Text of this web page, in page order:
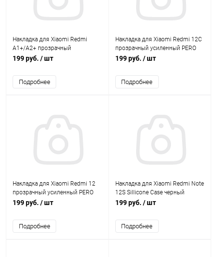
Накладка для Xiaomi Redmi
A1+/A2+ прозрачный
усиленный PERO
199 руб. / шт
Подробнее
Накладка для Xiaomi Redmi 12C
прозрачный усиленный PERO
199 руб. / шт
Подробнее
Накладка для Xiaomi Redmi 12
прозрачный усиленный PERO
199 руб. / шт
Подробнее
Накладка для Xiaomi Redmi Note
12S Sillicone Case черный
матовый BoraSCO
199 руб. / шт
Подробнее